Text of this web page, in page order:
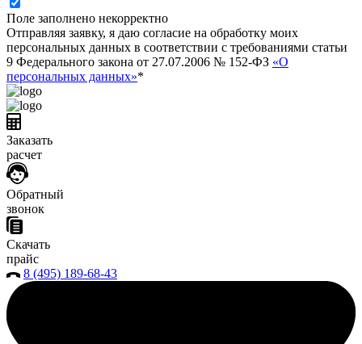
Поле заполнено некорректно
Отправляя заявку, я даю согласие на обработку моих
персональных данных в соответствии с требованиями статьи
9 Федерального закона от 27.07.2006 № 152-ФЗ «О
персональных данных»*
Заказать
расчет
Обратный
звонок
Скачать
прайс
8 (495) 189-68-43